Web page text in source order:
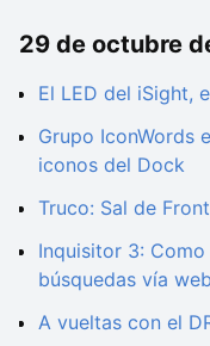
29 de octubre
El LED del iSight,
Grupo IconWords
iconos del Dock
Truco: Sal de
Inquisitor 3:
búsquedas vía web
A vueltas con el